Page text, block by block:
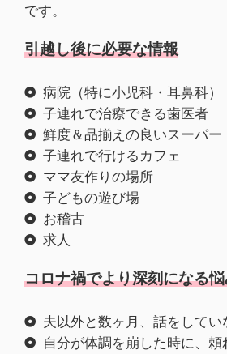
です。
引越し後に必要な情報
病院（特に小児科・耳鼻科）
子連れで治療できる歯医者
鮮度＆品揃えの良いスーパー
子連れで行けるカフェ
ママ友作りの場所
子どもの遊び場
お稽古
求人
コロナ禍でより深刻になる
夫以外と数ヶ月、話をしてい
自分が体調を崩した時に、頼